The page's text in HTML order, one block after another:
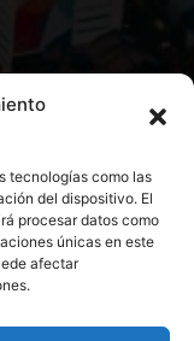
tecnologías como las
del dispositivo. El
procesar datos como
únicas en este
afectar